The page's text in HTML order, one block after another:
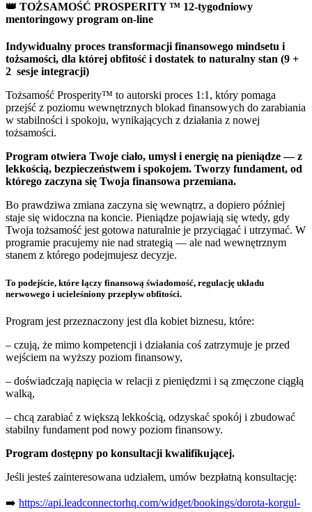
👑 TOŻSAMOŚĆ PROSPERITY ™ 12-tygodniowy
mentoringowy program on-line
Indywidualny proces transformacji finansowego mindsetu i
tożsamości, dla której obfitość i dostatek to naturalny stan (9 +
2 sesje integracji)
Tożsamość Prosperity™ to autorski proces 1:1, który pomaga
przejść z poziomu wewnętrznych blokad finansowych do zarabiania
w stabilności i spokoju, wynikających z działania z nowej
tożsamości.
Program otwiera Twoje ciało, umysł i energię na pieniądze — z
lekkością, bezpieczeństwem i spokojem. Tworzy fundament, od
którego zaczyna się Twoja finansowa przemiana.
Bo prawdziwa zmiana zaczyna się wewnątrz, a dopiero później
staje się widoczna na koncie. Pieniądze pojawiają się wtedy, gdy
Twoja tożsamość jest gotowa naturalnie je przyciągać i utrzymać. W
programie pracujemy nie nad strategią — ale nad wewnętrznym
stanem z którego podejmujesz decyzje.
To podejście, które łączy finansową świadomość, regulację układu
nerwowego i ucieleśniony przepływ obfitości.
Program jest przeznaczony jest dla kobiet biznesu, które:
– czują, że mimo kompetencji i działania coś zatrzymuje je przed
wejściem na wyższy poziom finansowy,
– doświadczają napięcia w relacji z pieniędzmi i są zmęczone ciągłą
walką,
– chcą zarabiać z większą lekkością, odzyskać spokój i zbudować
stabilny fundament pod nowy poziom finansowy.
Program dostępny po konsultacji kwalifikującej.
Jeśli jesteś zainteresowana udziałem, umów bezpłatną konsultację:
➡️ https://api.leadconnectorhq.com/widget/bookings/dorota-korgul-